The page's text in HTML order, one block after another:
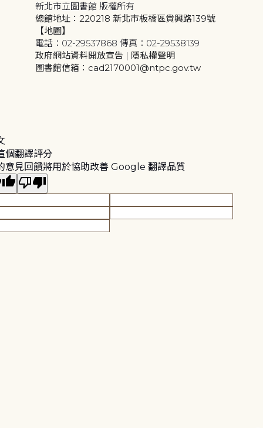
新北市立圖書館 版權所有
總館地址：220218 新北市板橋區貴興路139號
【地圖】
電話：02-29537868 傳真：02-29538139
政府網站資料開放宣告 | 隱私權聲明
圖書館信箱：cad2170001@ntpc.gov.tw
個翻譯評分
意見回饋將用於協助改善 Google 翻譯品質